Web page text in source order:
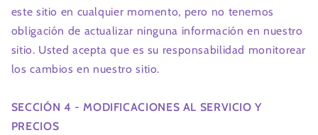
este sitio en cualquier momento, pero no tenemos
obligación de actualizar ninguna información en nuestro
sitio. Usted acepta que es su responsabilidad monitorear
los cambios en nuestro sitio.
SECCIÓN 4 - MODIFICACIONES AL SERVICIO Y
PRECIOS